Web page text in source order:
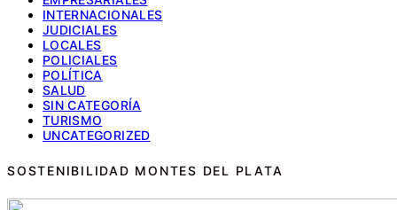
INTERNACIONALES
JUDICIALES
LOCALES
POLICIALES
POLÍTICA
SALUD
SIN CATEGORÍA
TURISMO
UNCATEGORIZED
SOSTENIBILIDAD MONTES DEL PLATA